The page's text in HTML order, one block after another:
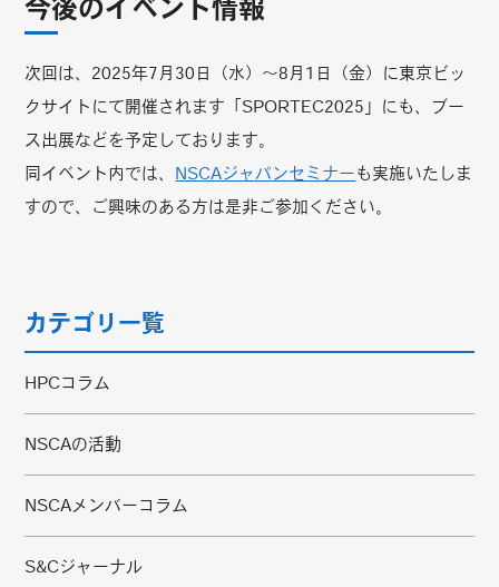
今後のイベント情報
次回は、2025年7月30日（水）～8月1日（金）に東京ビッ
クサイトにて開催されます「SPORTEC2025」にも、ブー
ス出展などを予定しております。
同イベント内では、
NSCAジャパンセミナー も実施いたしま
すので、ご興味のある方は是非ご参加ください。
カテゴリ一覧
HPCコラム
NSCAの活動
NSCAメンバーコラム
S&Cジャーナル